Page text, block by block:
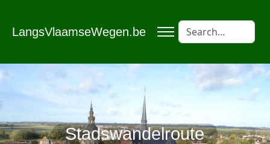
LangsVlaamseWegen.be
Stadswandelroute